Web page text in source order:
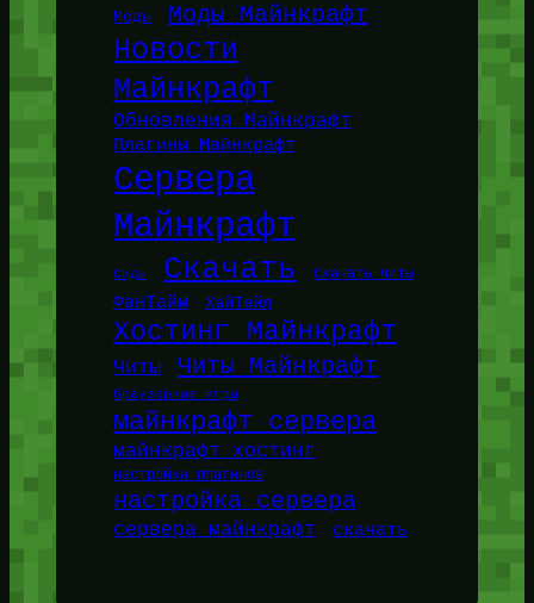
Моды Моды Майнкрафт
Новости
Майнкрафт
Обновления Майнкрафт
Плагины Майнкрафт
Сервера
Майнкрафт
Сиды Скачать Скачать читы
ФанТайм ХайТейл
Хостинг Майнкрафт
Читы Читы Майнкрафт
браузерные игры
майнкрафт сервера
майнкрафт хостинг
настройка плагинов
настройка сервера
сервера майнкрафт скачать